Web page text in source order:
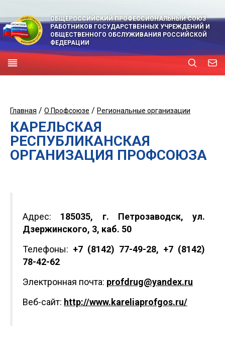
ОБЩЕРОССИЙСКИЙ ПРОФЕССИОНАЛЬНЫЙ СОЮЗ
РАБОТНИКОВ ГОСУДАРСТВЕННЫХ УЧРЕЖДЕНИЙ И
ОБЩЕСТВЕННОГО ОБСЛУЖИВАНИЯ РОССИЙСКОЙ
ФЕДЕРАЦИИ
Главная / О Профсоюзе / Региональные организации
КАРЕЛЬСКАЯ
РЕСПУБЛИКАНСКАЯ
ОРГАНИЗАЦИЯ ПРОФСОЮЗА
Адрес: 185035, г. Петрозаводск, ул.
Дзержинского, 3, каб. 50
Телефоны: +7 (8142) 77-49-28, +7 (8142)
78-42-62
Электронная почта: profdrug@yandex.ru
Веб-сайт: http://www.kareliaprofgos.ru/